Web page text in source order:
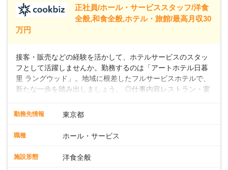
※試用期間なし
■店長職： ・西日本／月給26万7500円
正社員/ホール・サービススタッフ/洋食
全般,和食全般,ホテル・旅館/最高月収30
万円
接客・販売などの経験を活かして、ホテルサービスのスタッ
フとして活躍しませんか。勤務するのは「アートホテル日暮
里 ラングウッド」。地域に根差したフルサービスホテルで、
新たな一歩を踏み出しましょう。 ◎仕事内容レストラン・宴
や、メニュー説明、オーダーや料理のご提供ほか、予約対応
体を把握し、あなたの真心こもるおもてなしでゲストを笑顔
経験のある方はもちろん、ホテル経験がない方も歓迎。飲食
勤務先情報 東京都
職種 ホール・サービス
施設形態 洋食全般